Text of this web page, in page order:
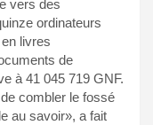
vers des
ordinateurs
livres
de
à 41 045 719 GNF.
combler le fossé
au savoir», a fait